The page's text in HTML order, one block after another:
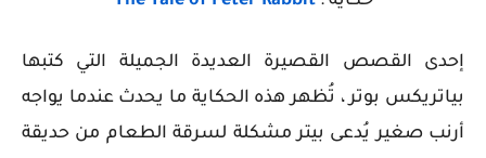
إحدى القصص القصيرة العديدة الجميلة التي كتبها
بياتريكس بوتر ، تُظهر هذه الحكاية ما يحدث عندما يواجه
أرنب صغير يُدعى بيتر مشكلة لسرقة الطعام من حديقة